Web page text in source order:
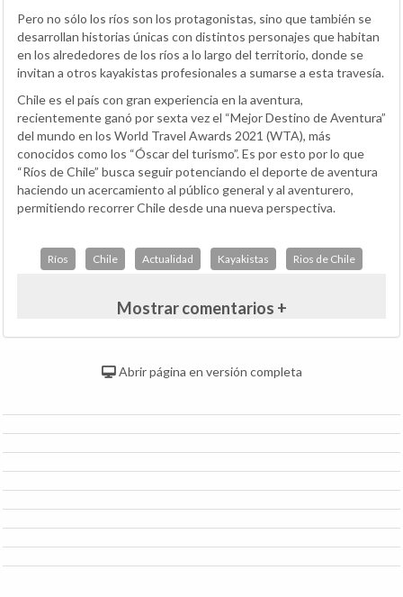
Pero no sólo los ríos son los protagonistas, sino que también se
desarrollan historias únicas con distintos personajes que habitan
en los alrededores de los ríos a lo largo del territorio, donde se
invitan a otros kayakistas profesionales a sumarse a esta travesía.
Chile es el país con gran experiencia en la aventura,
recientemente ganó por sexta vez el “Mejor Destino de Aventura”
del mundo en los World Travel Awards 2021 (WTA), más
conocidos como los “Óscar del turismo”. Es por esto por lo que
“Ríos de Chile” busca seguir potenciando el deporte de aventura
haciendo un acercamiento al público general y al aventurero,
permitiendo recorrer Chile desde una nueva perspectiva.
Ríos Chile Actualidad Kayakistas Rios de Chile
Mostrar comentarios +
Abrir página en versión completa